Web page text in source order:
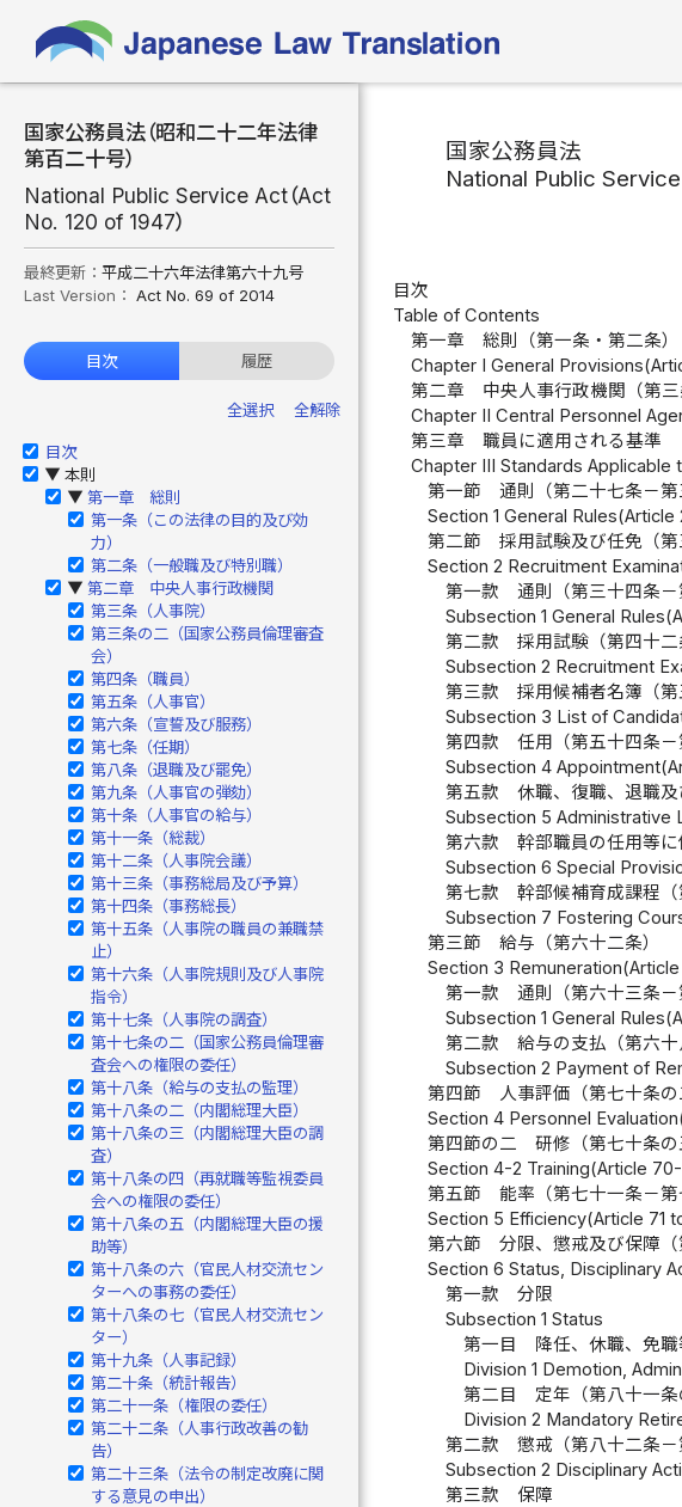
国家公務員法（昭和二十二年法律
第百二十号）
National Public Service Act（Act
No. 120 of 1947）
最終更新： 平成二十六年法律第六十九号
Last Version： Act No. 69 of 2014
目次 履歴
全選択 全解除
目次
▶ 本則
▶ 第一章 総則
第一条（この法律の目的及び効
力）
第二条（一般職及び特別職）
▶ 第二章 中央人事行政機関
第三条（人事院）
第三条の二（国家公務員倫理審査
会）
第四条（職員）
第五条（人事官）
第六条（宣誓及び服務）
第七条（任期）
第八条（退職及び罷免）
第九条（人事官の弾劾）
第十条（人事官の給与）
第十一条（総裁）
第十二条（人事院会議）
第十三条（事務総局及び予算）
第十四条（事務総長）
第十五条（人事院の職員の兼職禁
止）
第十六条（人事院規則及び人事院
指令）
第十七条（人事院の調査）
第十七条の二（国家公務員倫理審
査会への権限の委任）
第十八条（給与の支払の監理）
第十八条の二（内閣総理大臣）
第十八条の三（内閣総理大臣の調
査）
第十八条の四（再就職等監視委員
会への権限の委任）
第十八条の五（内閣総理大臣の援
助等）
第十八条の六（官民人材交流セン
ターへの事務の委任）
第十八条の七（官民人材交流セン
ター）
第十九条（人事記録）
第二十条（統計報告）
第二十一条（権限の委任）
第二十二条（人事行政改善の勧
告）
第二十三条（法令の制定改廃に関
する意見の申出）
国家公務員法
National Public
目次
Table of Contents
第一章 総則（第一条・第二条）
Chapter I General
第二章 中央人事行政機関（第三
Chapter II Central Personnel
第三章 職員に適用される基準
Chapter III Standards Applicable
第一節 通則（第二十七条－第
Section 1 General Rules(Article
第二節 採用試験及び任免（第
Section 2 Recruitment
第一款 通則（第三十四条－
Subsection 1 General
第二款 採用試験（第四十二
Subsection 2 Recruitment
第三款 採用候補者名簿（第
Subsection 3 List of
第四款 任用（第五十四条－
Subsection 4
第五款 休職、復職、退職及
Subsection 5 Administrative
第六款 幹部職員の任用等に
Subsection 6 Special
第七款 幹部候補育成課程（
Subsection 7 Fostering
第三節 給与（第六十二条）
Section 3
第一款 通則（第六十三条－
Subsection 1 General
第二款 給与の支払（第六十
Subsection 2 Payment of
第四節 人事評価（第七十条の
Section 4 Personnel
第四節の二 研修（第七十条の
Section 4-2 Training(Article
第五節 能率（第七十一条－第
Section 5 Efficiency(Article 71
第六節 分限、懲戒及び保障（
Section 6 Status, Disciplinary
第一款 分限
Subsection 1 Status
第一目 降任、休職、免職
Division 1 Demotion,
第二目 定年（第八十一条
Division 2 Mandatory
第二款 懲戒（第八十二条－
Subsection 2 Disciplinary
第三款 保障